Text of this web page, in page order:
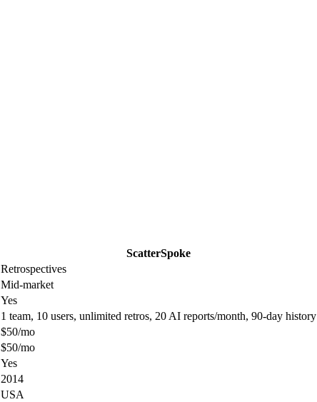
ScatterSpoke
Retrospectives
Mid-market
Yes
1 team, 10 users, unlimited retros, 20 AI reports/month, 90-day history
$50/mo
$50/mo
Yes
2014
USA